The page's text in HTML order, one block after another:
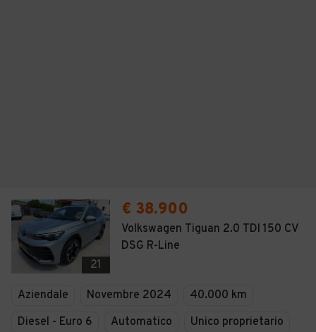
21
€ 38.900
Volkswagen Tiguan 2.0 TDI 150 CV
DSG R-Line
Aziendale Novembre 2024
40.000 km
Diesel - Euro 6
Automatico Unico proprietario